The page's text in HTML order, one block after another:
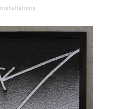
Installations